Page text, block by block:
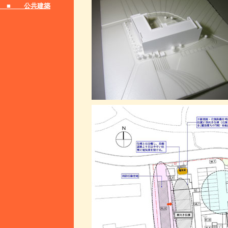
■ 公共建築